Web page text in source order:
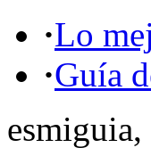
·Lo
·Guía